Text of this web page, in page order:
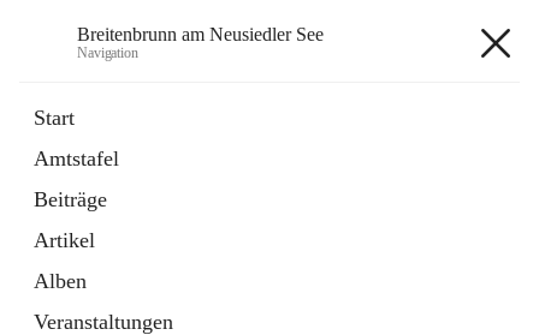
Breitenbrunn am Neusiedler See
Navigation
Start
Amtstafel
Beiträge
Artikel
Alben
Veranstaltungen
18 Schnellzugriffe
Gemeindeservice